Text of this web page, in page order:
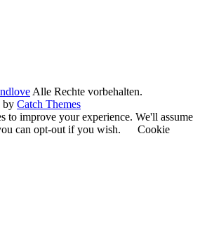
Alle Rechte vorbehalten.
by Catch Themes
to improve your experience. We'll assume
can opt-out if you wish.
Cookie